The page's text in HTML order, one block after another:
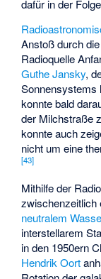
dafür in der
Anstoß durch
Radioquelle
Guthe Jansky,
Sonnensystems
konnte bald
der Milchstraße
konnte auch
nicht um eine
[43]
Mithilfe der
zwischenzeitlich
neutralem
interstellarem
in den 1950ern
Hendrik Oort